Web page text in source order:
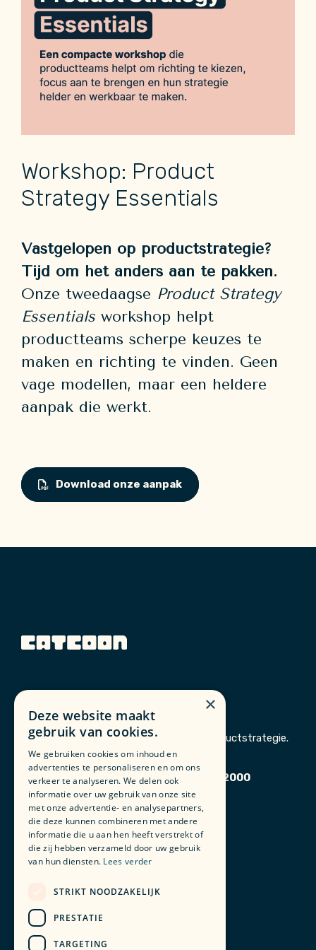
Workshop: Product
Strategy Essentials
Vastgelopen op productstrategie?
Tijd om het anders aan te pakken.
Onze tweedaagse Product Strategy
Essentials workshop helpt
productteams scherpe keuzes te
maken en richting te vinden. Geen
vage modellen, maar een heldere
aanpak die werkt.
Download onze aanpak
Catcoon. Uw partner in business- en productstrategie.
STUW building - Vlaanderenstraat 6, 2000
Antwerpen
Check onze vacatures op Linkedin
Contacteer ons
×
Deze website maakt
gebruik van cookies.
We gebruiken cookies om inhoud en
advertenties te personaliseren en om ons
verkeer te analyseren. We delen ook
informatie over uw gebruik van onze site
met onze advertentie- en analysepartners,
die deze kunnen combineren met andere
informatie die u aan hen heeft verstrekt of
die zij hebben verzameld door uw gebruik
van hun diensten. Lees verder
STRIKT NOODZAKELIJK
PRESTATIE
TARGETING